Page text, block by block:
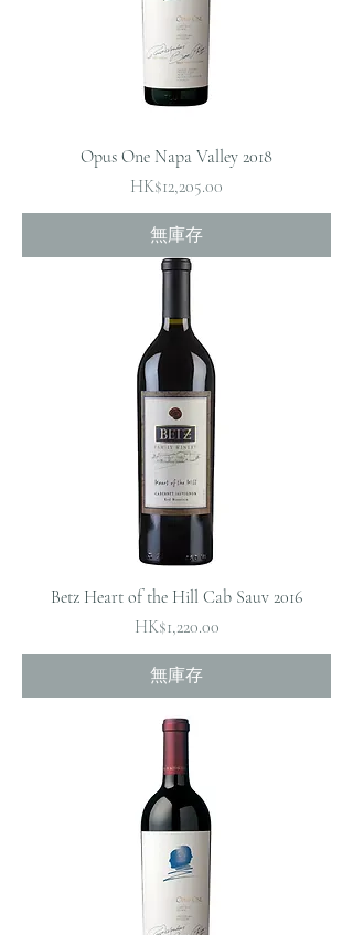
Opus One Napa Valley 2018
價格
HK$12,205.00
無庫存
Betz Heart of the Hill Cab Sauv 2016
價格
HK$1,220.00
無庫存